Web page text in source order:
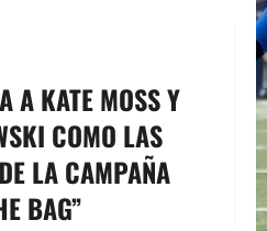
A KATE MOSS Y
COMO LAS
LA CAMPAÑA
BAG”